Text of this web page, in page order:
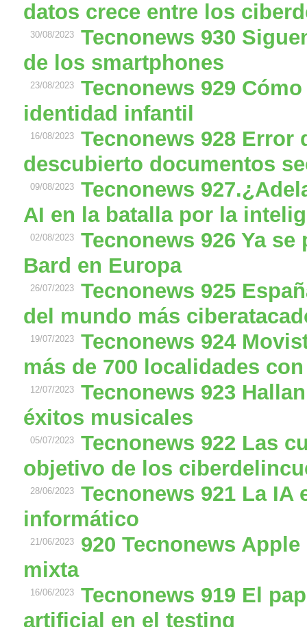
datos crece entre los
30/08/2023
Tecnonews 930
de los smartphones
23/08/2023
Tecnonews 929
identidad infantil
16/08/2023
Tecnonews 928 Error
descubierto documentos
09/08/2023
Tecnonews
AI en la batalla por la
02/08/2023
Tecnonews 926 Ya
Bard en Europa
26/07/2023
Tecnonews 925
del mundo más
19/07/2023
Tecnonews 924
más de 700 localidades
12/07/2023
Tecnonews 923
éxitos musicales
05/07/2023
Tecnonews 922 Las
objetivo de los
28/06/2023
Tecnonews 921 La IA
informático
21/06/2023
920 Tecnonews
mixta
16/06/2023
Tecnonews 919 El
artificial en el testing